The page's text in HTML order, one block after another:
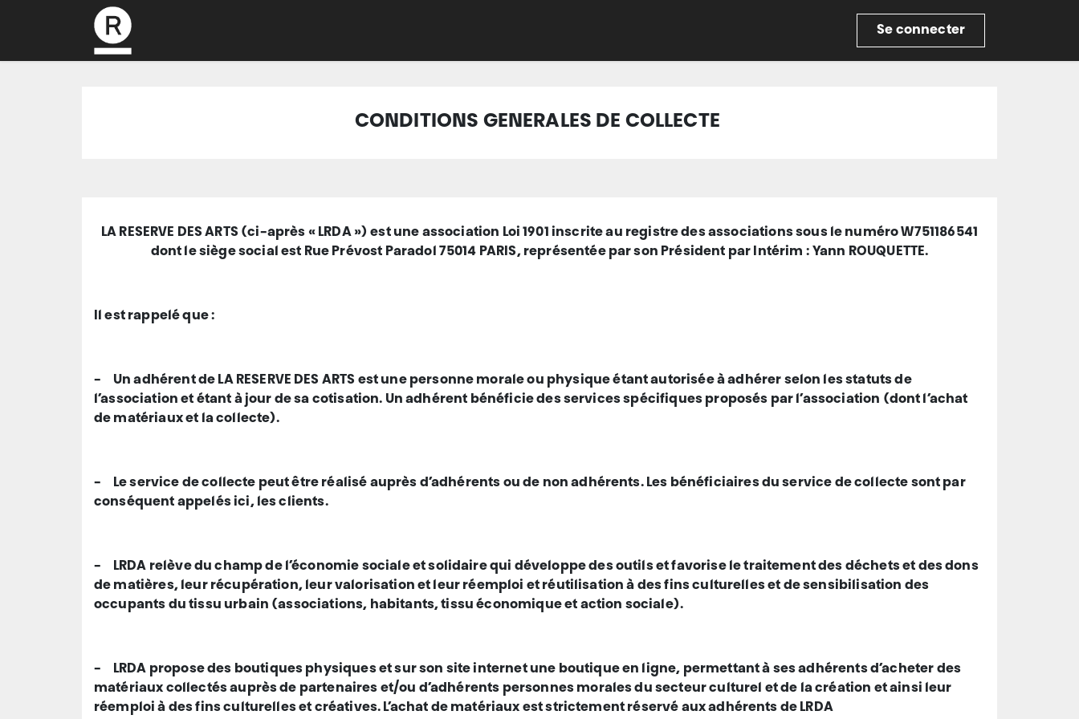
Se connecter
CONDITIONS GENERALES DE COLLECTE
LA RESERVE DES ARTS (ci-après « LRDA ») est une association Loi 1901 inscrite au registre des associations sous le numéro W751186541
dont le siège social est Rue Prévost Paradol 75014 PARIS, représentée par son Président par Intérim : Yann ROUQUETTE.
Il est rappelé que :
-
Un adhérent de LA RESERVE DES ARTS est une personne morale ou physique étant autorisée à adhérer selon les statuts de
l’association et étant à jour de sa cotisation. Un adhérent bénéficie des services spécifiques proposés par l’association (dont l’achat
de matériaux et la collecte).
-
Le service de collecte peut être réalisé auprès d’adhérents ou de non adhérents. Les bénéficiaires du service de collecte sont par
conséquent appelés ici, les clients.
-
LRDA relève du champ de l’économie sociale et solidaire qui développe des outils et favorise le traitement des déchets et des dons
de matières, leur récupération, leur valorisation et leur réemploi et réutilisation à des fins culturelles et de sensibilisation des
occupants du tissu urbain (associations, habitants, tissu économique et action sociale).
-
LRDA propose des boutiques physiques et sur son site internet une boutique en ligne, permettant à ses adhérents d’acheter des
matériaux collectés auprès de partenaires et/ou d’adhérents personnes morales du secteur culturel et de la création et ainsi leur
réemploi à des fins culturelles et créatives. L’achat de matériaux est strictement réservé aux adhérents de LRDA